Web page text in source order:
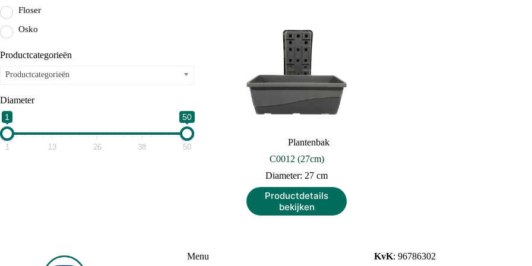
Plantenbak
C0012 (27cm)
Diameter: 27 cm
Productdetails
bekijken
Floser
Osko
Productcategorieën
Productcategorieën
Diameter
1 50
1 13 26 38 50
Menu KvK: 96786302